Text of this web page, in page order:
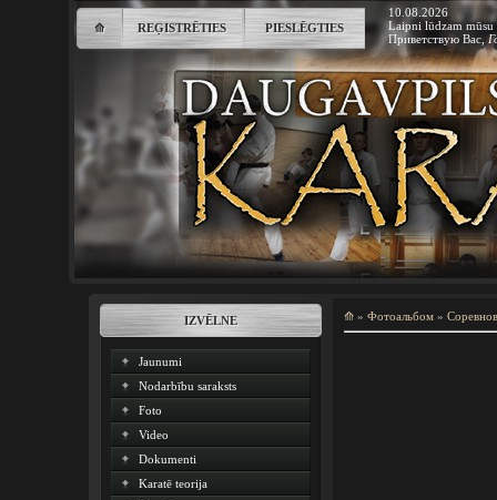
⟰ REĢISTRĒTIES PIESLĒGTIES
10.08.2026
Laipni lūdzam mūsu
Приветствую Вас ,
IZVĒLNE
Jaunumi
Nodarbību saraksts
Foto
Video
Dokumenti
Karatē teorija
⟰ » Фотоальбом »